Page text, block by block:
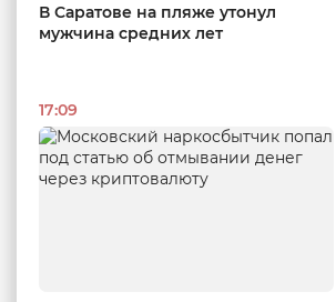
В Саратове на пляже утонул
мужчина средних лет
17:09